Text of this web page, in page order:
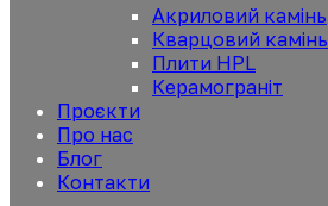
Акриловий камінь
Кварцовий камінь
Плити HPL
Керамограніт
Проєкти
Про нас
Блог
Контакти